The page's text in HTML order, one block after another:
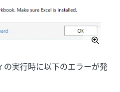
の実行時に以下のエラーが発